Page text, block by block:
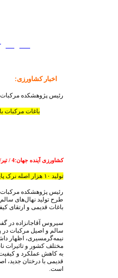
اخبار کشاورزی:
رئیس پژوهشکده
باغات مرکبات
کشاورزی آینده جهان:
4 / تیر/
تولید ۱۰ هزار اصله نرک پایه مرکبات
رئیس پژوهشکده
طرح تولید نهال‌های
باغات قدیمی و ارتقای
سیروس آقاجانزاده در
سالم و اصیل مرکبات در
نیمه‌گرمسیری، اظهار
مختلف کشور و تاثیرات
به کاهش عملکرد و
قدیمی با درختان جدید،
است.